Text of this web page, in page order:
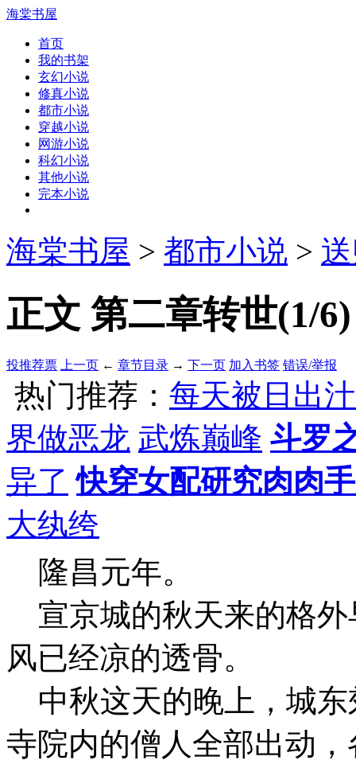
海棠书屋
首页
我的书架
玄幻小说
修真小说
都市小说
穿越小说
网游小说
科幻小说
其他小说
完本小说
海棠书屋 > 都市小说 >
正文 第二章转世(1/6)
投推荐票 上一页 ← 章节目录 → 下一页 加入书签 错误/举报
热门推荐： 每天被日出
界做恶龙 武炼巅峰 斗罗
异了 快穿女配研究肉肉
大纨绔
隆昌元年。
宣京城的秋天来的格外
风已经凉的透骨。
中秋这天的晚上，城东
寺院内的僧人全部出动